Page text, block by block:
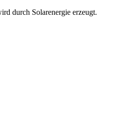
durch Solarenergie erzeugt.